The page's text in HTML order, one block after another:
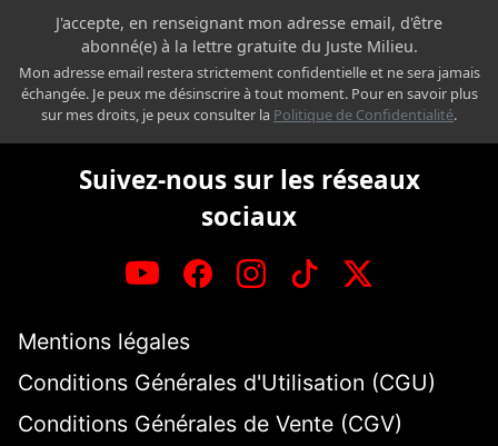
J'accepte, en renseignant mon adresse email, d'être
abonné(e) à la lettre gratuite du Juste Milieu.
Mon adresse email restera strictement confidentielle et ne sera jamais
échangée. Je peux me désinscrire à tout moment. Pour en savoir plus
sur mes droits, je peux consulter la Politique de Confidentialité.
Suivez-nous sur les réseaux
sociaux
Mentions légales
Conditions Générales d'Utilisation (CGU)
Conditions Générales de Vente (CGV)